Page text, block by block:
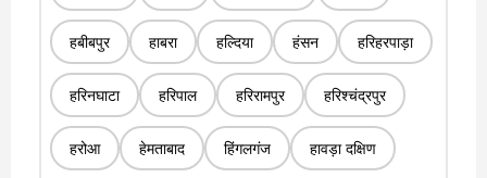
हबीबपुर हाबरा हल्दिया हंसन हरिहरपाड़ा
हरिनघाटा हरिपाल हरिरामपुर हरिश्चंद्रपुर
हरोआ हेमताबाद हिंगलगंज हावड़ा दक्षिण